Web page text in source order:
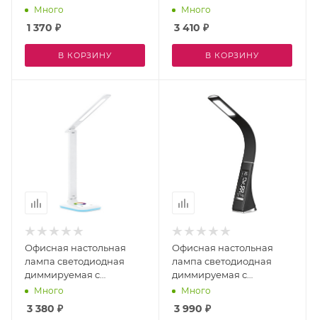
управления DESK
Много
1 370 ₽
В КОРЗИНУ
выключателем
температуры и
беспроводным ЗУ Desk
Много
3 410 ₽
В КОРЗИНУ
Офисная настольная
лампа светодиодная
диммируемая с
выключателем
температуры и ночным
Много
3 380 ₽
Офисная настольная
лампа светодиодная
диммируемая с
выключателем
температуры часами
Много
3 990 ₽